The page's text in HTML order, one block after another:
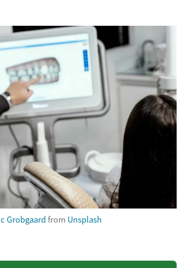
Grobgaard from Unsplash